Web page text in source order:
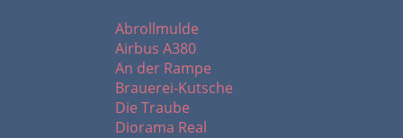
Abrollmulde
Airbus A380
An der Rampe
Brauerei-Kutsche
Die Traube
Diorama Real